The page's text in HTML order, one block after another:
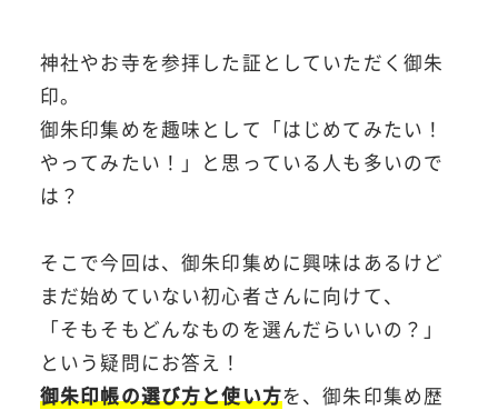
神社やお寺を参拝した証としていただく御朱
印。
御朱印集めを趣味として「はじめてみたい！
やってみたい！」と思っている人も多いので
は？
そこで今回は、御朱印集めに興味はあるけど
まだ始めていない初心者さんに向けて、
「そもそもどんなものを選んだらいいの？」
という疑問にお答え！
御朱印帳の選び方と使い方を、御朱印集め歴